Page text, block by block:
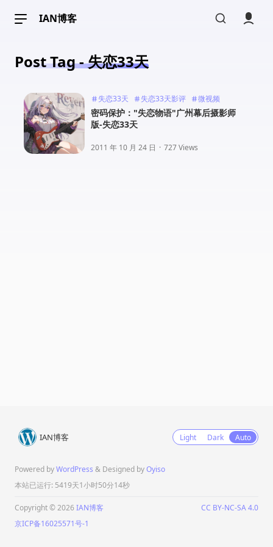
IAN博客
Post Tag - 失恋33天
失恋33天 失恋33天影评 微视频
密码保护："失恋物语"广州幕后摄影师
版-失恋33天
2011 年 10 月 24 日 · 727 Views
IAN博客 Light Dark Auto
Powered byWordPress & Designed byOyiso
本站已运行: 5419天1小时50分14秒
Copyright © 2026 IAN博客
CC BY-NC-SA 4.0
京ICP备16025571号-1